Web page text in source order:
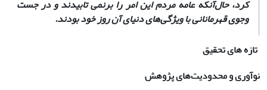
وجوی قهرمانانی با ویژگی‌های دنیای آن روز خود بودند.
تازه های تحقیق
نوآوری و محدودیت‌های پژوهش